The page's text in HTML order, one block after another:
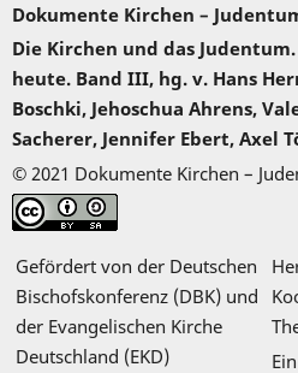
Dokumente Kirchen –
Die Kirchen und das
heute. Band III, hg. v. Hans
Boschki, Jehoschua Ahrens,
Sacherer, Jennifer Ebert, Axel
© 2021 Dokumente Kirchen –
Gefördert von der Deutschen
Bischofskonferenz (DBK) und
der Evangelischen Kirche
Deutschland (EKD)